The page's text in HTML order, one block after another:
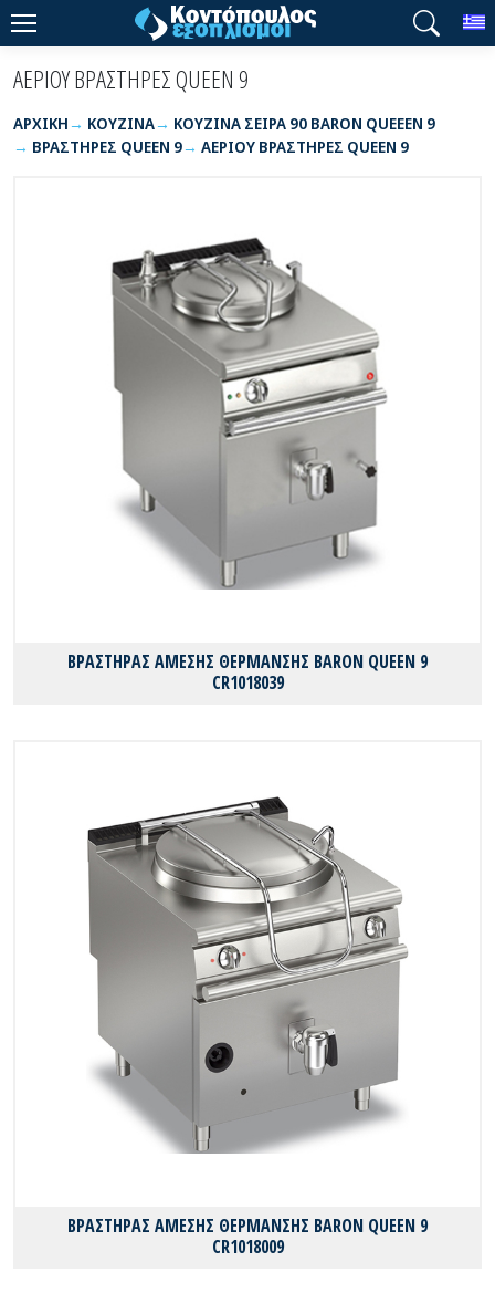
ΑΕΡΙΟΥ ΒΡΑΣΤΗΡΕΣ QUEEN 9
ΑΡΧΙΚΉ ΚΟΥΖΙΝΑ
ΚΟΥΖΙΝΑ ΣΕΙΡΑ 90 BARON QUEEEN 9
ΒΡΑΣΤΗΡΕΣ QUEEN 9
ΑΕΡΙΟΥ ΒΡΑΣΤΗΡΕΣ QUEEN 9
ΒΡΑΣΤΗΡΑΣ ΑΜΕΣΗΣ ΘΕΡΜΑΝΣΗΣ BARON QUEEN 9
CR1018039
ΒΡΑΣΤΗΡΑΣ ΑΜΕΣΗΣ ΘΕΡΜΑΝΣΗΣ BARON QUEEN 9
CR1018009